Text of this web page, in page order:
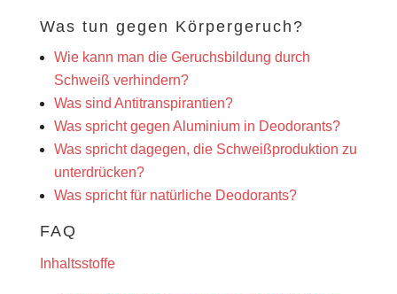
Was tun gegen Körpergeruch?
Wie kann man die Geruchsbildung durch
Schweiß verhindern?
Was sind Antitranspirantien?
Was spricht gegen Aluminium in Deodorants?
Was spricht dagegen, die Schweißproduktion zu
unterdrücken?
Was spricht für natürliche Deodorants?
FAQ
Inhaltsstoffe